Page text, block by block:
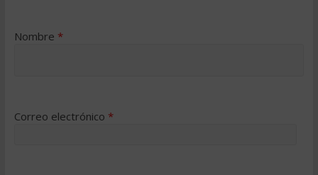
Nombre *
Correo electrónico *